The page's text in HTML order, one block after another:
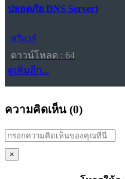
ปลอดภัย DNS Server)
ฟรีแวร์
ดาวน์โหลด : 64
ดูเพิ่มอีก...
ความคิดเห็น (0)
×